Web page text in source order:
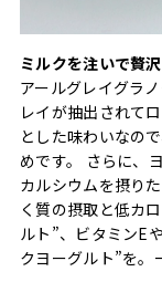
ミルクを注いで贅
アールグレイグラ
レイが抽出されて
とした味わいなの
めです。 さらに、
カルシウムを摂り
く質の摂取と低カ
ルト”、ビタミンE
クヨーグルト”を。